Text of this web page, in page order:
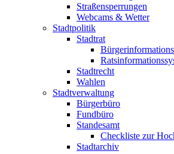
Straßensperrungen
Webcams & Wetter
Stadtpolitik
Stadtrat
Stadtrecht
Wahlen
Stadtverwaltung
Bürgerbüro
Fundbüro
Standesamt
Checkliste zur
Stadtarchiv